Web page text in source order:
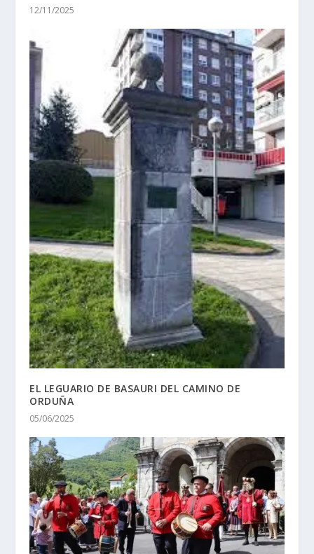
12/11/2025
EL LEGUARIO DE BASAURI DEL CAMINO DE
ORDUÑA
05/06/2025